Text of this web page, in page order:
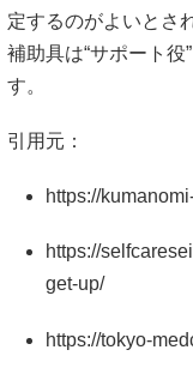
定するのがよいとさ
補助具は“サポート
す。
引用元：
https://
https://
get-up/
https://tokyo-